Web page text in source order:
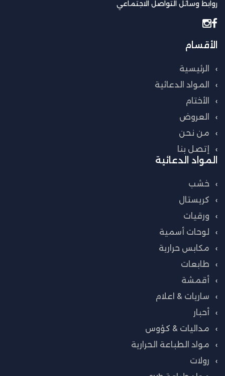
روابط وسائل التواصل الاجتماعي
الأقسام
الرئيسية
المواد الدعائية
الأختام
العروض
من نحن
إتصل بنا
المواد الدعائية
خشب
كريستال
ورقيات
لوحات أسمية
مكابس حرارية
طابعات
أقمشة
ساريات & اعلام
أحبار
مداليات & كؤوس
مواد الطباعة الحرارية
رولات